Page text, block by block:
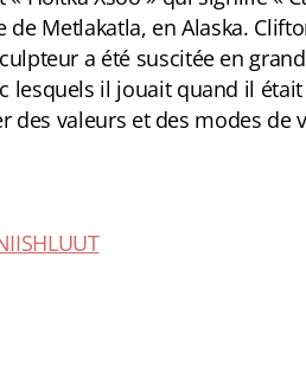
de Metlakatla, en Alaska.
a été suscitée en
lesquels il jouait quand il
des valeurs et des modes